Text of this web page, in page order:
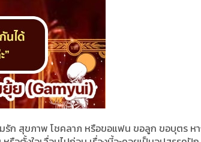
มรัก สุขภาพ โชคลาภ หรือขอแฟน ขอลูก ขอบุตร ห